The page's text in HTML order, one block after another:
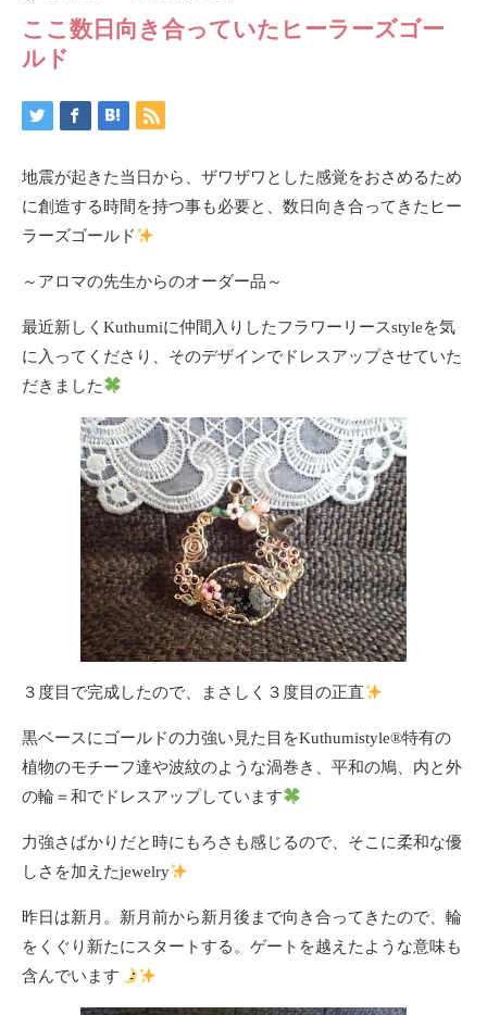
ここ数日向き合っていたヒーラーズゴー
ルド
地震が起きた当日から、ザワザワとした感覚をおさめるため
に創造する時間を持つ事も必要と、数日向き合ってきたヒー
ラーズゴールド
～アロマの先生からのオーダー品～
最近新しくKuthumiに仲間入りしたフラワーリースstyleを気
に入ってくださり、そのデザインでドレスアップさせていた
だきました
３度目で完成したので、まさしく３度目の正直
黒ベースにゴールドの力強い見た目をKuthumistyle®️特有の
植物のモチーフ達や波紋のような渦巻き、平和の鳩、内と外
の輪＝和でドレスアップしています
力強さばかりだと時にもろさも感じるので、そこに柔和な優
しさを加えたjewelry
昨日は新月。新月前から新月後まで向き合ってきたので、輪
をくぐり新たにスタートする。ゲートを越えたような意味も
含んでいます